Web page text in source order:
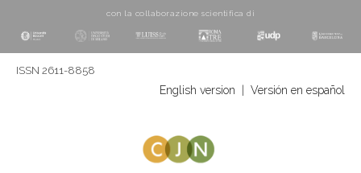
con la collaborazione scientifica di
ISSN 2611-8858
English version Versión en español